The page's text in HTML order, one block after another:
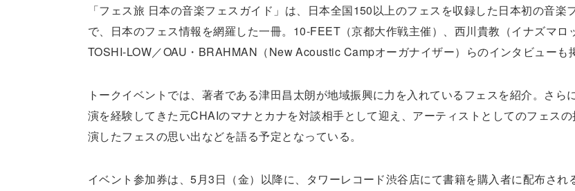
「フェス旅 日本の音楽フェスガイド」は、日本全国150以上のフェスを収録した日本初の音楽
で、日本のフェス情報を網羅した一冊。10-FEET（京都大作戦主催）、西川貴教（イナズマロ
TOSHI-LOW／OAU・BRAHMAN（New Acoustic Campオーガナイザー）らのインタビューも
トークイベントでは、著者である津田昌太朗が地域振興に力を入れているフェスを紹介。さら
演を経験してきた元CHAIのマナとカナを対談相手として迎え、アーティストとしてのフェス
演したフェスの思い出などを語る予定となっている。
イベント参加券は、5月3日（金）以降に、タワーレコード渋谷店にて書籍を購入者に配布され